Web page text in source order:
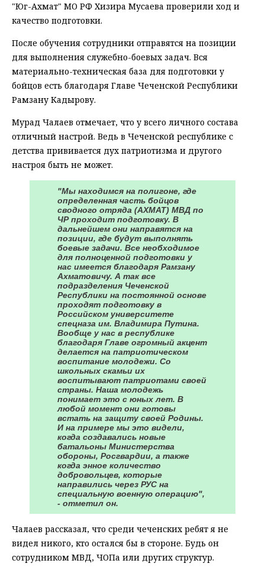
"Юг-Ахмат" МО РФ Хизира Мусаева проверили ход и
качество подготовки.
После обучения сотрудники отправятся на позиции
для выполнения служебно-боевых задач. Вся
материально-техническая база для подготовки у
бойцов есть благодаря Главе Чеченской Республики
Рамзану Кадырову.
Мурад Чалаев отмечает, что у всего личного состава
отличный настрой. Ведь в Чеченской республике с
детства прививается дух патриотизма и другого
настроя быть не может.
"Мы находимся на полигоне, где
определенная часть бойцов
сводного отряда (АХМАТ) МВД по
ЧР проходит подготовку. В
дальнейшем они направятся на
позиции, где будут выполнять
боевые задачи. Все необходимое
для полноценной подготовки у
нас имеется благодаря Рамзану
Ахматовичу. А так все
подразделения Чеченской
Республики на постоянной основе
проходят подготовку в
Российском университете
спецназа им. Владимира Путина.
Вообще у нас в республике
благодаря Главе огромный акцент
делается на патриотическом
воспитание молодежи. Со
школьных скамьи их
воспитывают патриотами своей
страны. Наша молодежь
понимает это с юных лет. В
любой момент они готовы
встать на защиту своей Родины.
И на примере мы это видели,
когда создавались новые
батальоны Министерства
обороны, Росгвардии, а также
когда энное количество
добровольцев, которые
направились через РУС на
специальную военную операцию",
- отметил он.
Чалаев рассказал, что среди чеченских ребят я не
видел никого, кто остался бы в стороне. Будь он
сотрудником МВД, ЧОПа или других структур.